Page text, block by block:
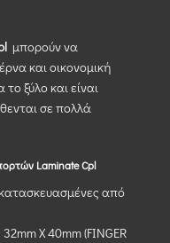
μπορούν να
και οικονομική
ξύλο και είναι
σε πολλά
Laminate Cpl
κατασκευασμένες από
X 40mm (FINGER